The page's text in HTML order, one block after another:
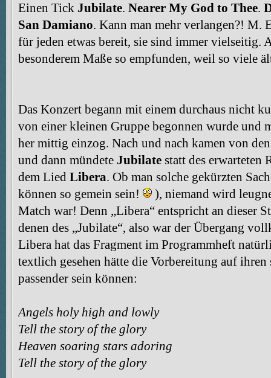
Einen Tick Jubilate. Nearer My God to Thee.
San Damiano. Kann man mehr verlangen?! M.
für jeden etwas bereit, sie sind immer vielseitig.
besonderem Maße so empfunden, weil so viele
Das Konzert begann mit einem durchaus nicht
von einer kleinen Gruppe begonnen wurde und
her mittig einzog. Nach und nach kamen von
und dann mündete Jubilate statt des erwarteten
dem Lied Libera. Ob man solche gekürzten
können so gemein sein!
), niemand wird
Match war! Denn „Libera“ entspricht an dieser
denen des „Jubilate“, also war der Übergang
Libera hat das Fragment im Programmheft
textlich gesehen hätte die Vorbereitung auf
passender sein können:
Angels holy high and lowly
Tell the story of the glory
Heaven soaring stars adoring
Tell the story of the glory